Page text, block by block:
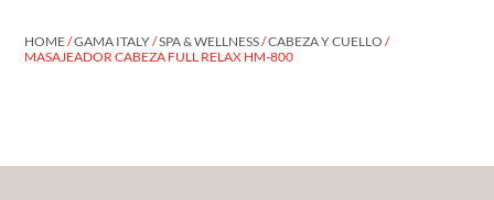
HOME/GAMA ITALY/SPA & WELLNESS/CABEZA Y CUELLO /
MASAJEADOR CABEZA FULL RELAX HM-800